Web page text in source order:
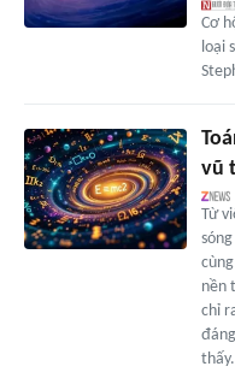
Cơ
loại
vũ
Từ
nền
chỉ
thấy.